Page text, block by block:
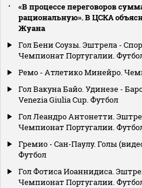
«В процессе переговоров
рациональную». В ЦСКА
Жуана
Гол Бени Соузы. Эштрела -
Чемпионат Португалии.
Ремо - Атлетико Минейро.
Гол Вакуна Байо. Удинезе -
Venezia Giulia Cup. Футбол
Гол Леандро Антонетти.
Чемпионат Португалии.
Гремио - Сан-Паулу. Голы
Футбол
Гол Фотиса Иоаннидиса.
Чемпионат Португалии.